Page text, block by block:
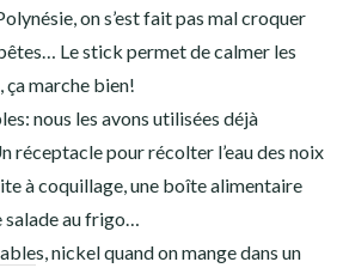
on s’est fait pas mal croquer
Le stick permet de calmer les
ça marche bien!
nous les avons utilisées déjà
réceptacle pour récolter l’eau des noix
à coquillage, une boîte alimentaire
salade au frigo…
s, nickel quand on mange dans un